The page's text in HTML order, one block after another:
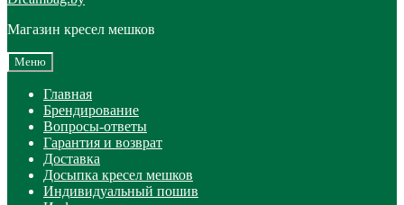
Магазин кресел мешков
Меню
Главная
Брендирование
Вопросы-ответы
Гарантия и возврат
Доставка
Досыпка кресел мешков
Индивидуальный пошив